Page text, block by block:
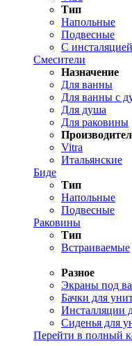
Тип
Напольные
Подвесные
С инсталяцией
Смесители
Назначение
Для ванны
Для ванны с
Для душа
Для раковины
Vitra
Итальянские
Биде
Тип
Напольные
Подвесные
Раковины
Тип
Встраиваемые
Разное
Экраны под
Бачки для
Инсталляции
Сиденья для
Перейти в полный